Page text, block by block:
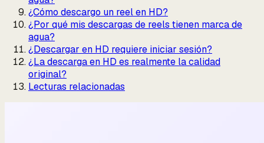
¿Cómo descargo un reel en HD?
¿Por qué mis descargas de reels tienen marca de
agua?
¿Descargar en HD requiere iniciar sesión?
¿La descarga en HD es realmente la calidad
original?
Lecturas relacionadas